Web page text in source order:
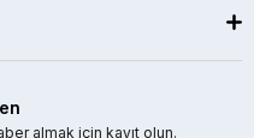
almak için kayıt olun.